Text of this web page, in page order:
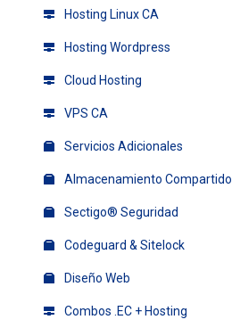
Hosting Linux CA
Hosting Wordpress
Cloud Hosting
VPS CA
Servicios Adicionales
Almacenamiento Compartido
Sectigo® Seguridad
Codeguard & Sitelock
Diseño Web
Combos .EC + Hosting